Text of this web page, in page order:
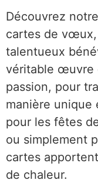
Découvrez
cartes de vœux,
talentueux
véritable œuvre
passion, pour
manière unique
pour les fêtes
ou simplement
cartes
de chaleur.